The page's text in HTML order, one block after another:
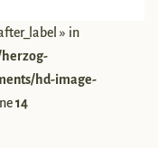
» in
hd-image-
14